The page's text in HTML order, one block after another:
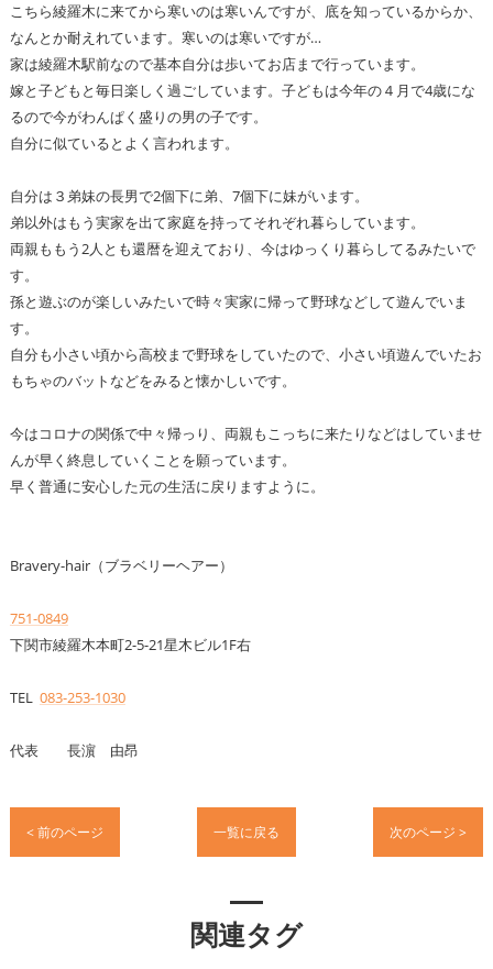
こちら綾羅木に来てから寒いのは寒いんですが、底を知っているからか、
なんとか耐えれています。寒いのは寒いですが…
家は綾羅木駅前なので基本自分は歩いてお店まで行っています。
嫁と子どもと毎日楽しく過ごしています。子どもは今年の４月で4歳にな
るので今がわんぱく盛りの男の子です。
自分に似ているとよく言われます。
自分は３弟妹の長男で2個下に弟、7個下に妹がいます。
弟以外はもう実家を出て家庭を持ってそれぞれ暮らしています。
両親ももう2人とも還暦を迎えており、今はゆっくり暮らしてるみたいで
す。
孫と遊ぶのが楽しいみたいで時々実家に帰って野球などして遊んでいま
す。
自分も小さい頃から高校まで野球をしていたので、小さい頃遊んでいたお
もちゃのバットなどをみると懐かしいです。
今はコロナの関係で中々帰っり、両親もこっちに来たりなどはしていませ
んが早く終息していくことを願っています。
早く普通に安心した元の生活に戻りますように。
Bravery-hair（ブラベリーヘアー）
751-0849
下関市綾羅木本町2-5-21星木ビル1F右
TEL 083-253-1030
代表 長濵 由昂
< 前のページ 一覧に戻る 次のページ >
関連タグ